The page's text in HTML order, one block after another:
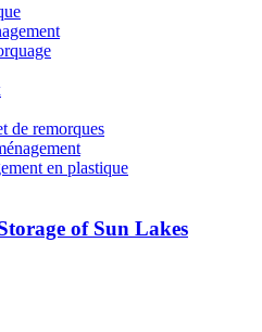
de remorques
en plastique
of Sun Lakes